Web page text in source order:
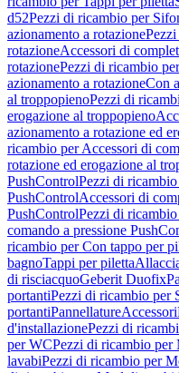
d52Pezzi di ricambio per
azionamento a rotazione
rotazioneAccessori di
rotazionePezzi di ricambio
azionamento a rotazioneCon
al troppopienoPezzi di
erogazione al troppopieno
azionamento a rotazione ed
ricambio per Accessori di
rotazione ed erogazione al
PushControlPezzi di
PushControlAccessori di
PushControlPezzi di
comando a pressione
ricambio per Con tappo per
bagnoTappi per piletta
di risciacquoGeberit Duofix
portantiPezzi di ricambio per
portantiPannellatureAccessori
d'installazionePezzi di
per WCPezzi di ricambio
lavabiPezzi di ricambio per